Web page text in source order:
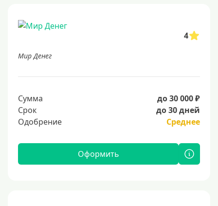
4
Мир Денег
Сумма
до 30 000 ₽
Срок
до 30 дней
Одобрение
Среднее
Оформить